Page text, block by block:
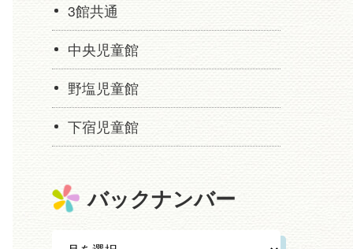
3館共通
中央児童館
野塩児童館
下宿児童館
バックナンバー